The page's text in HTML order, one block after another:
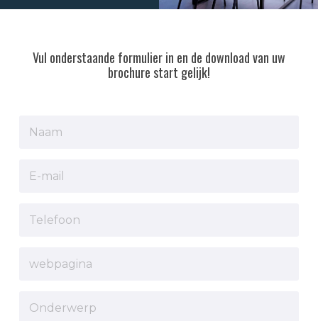
Vul onderstaande formulier in en de download van uw
brochure start gelijk!